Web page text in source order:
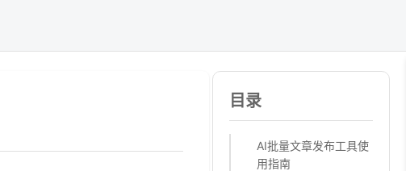
目录
AI批量文章发布工具使
用指南